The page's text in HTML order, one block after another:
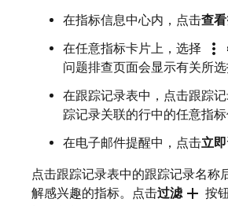
在指标信息中心内，点击查
在任意指标卡片上，选择
more_vert
问题排查页面会显示有关所选
在跟踪记录表中，点击跟踪
踪记录关联的行中的任意指标
在电子邮件提醒中，点击立
点击跟踪记录表中的跟踪记录名称
解感兴趣的指标。点击过滤add 按